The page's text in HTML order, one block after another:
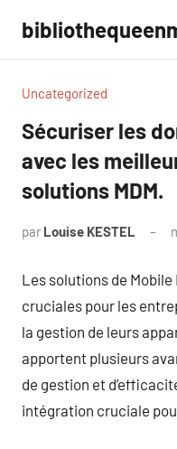
contenu
Uncategorized
Sécuriser les
avec les
solutions MDM.
par Louise KESTEL
Les solutions de Mobile
cruciales pour les
la gestion de leurs
apportent plusieurs
de gestion et
intégration cruciale